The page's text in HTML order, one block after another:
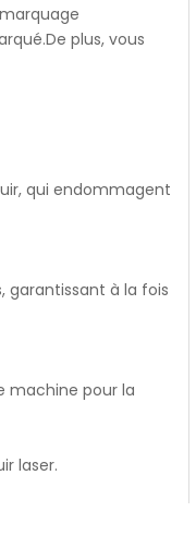
plus, vous
qui endommagent
garantissant à la fois
machine pour la
laser.